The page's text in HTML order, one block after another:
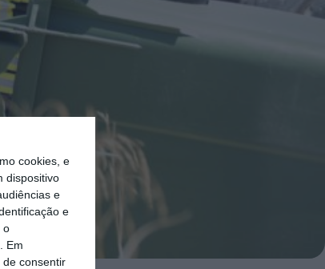
cookies, e
dispositivo
e
e
o
Em
consentir